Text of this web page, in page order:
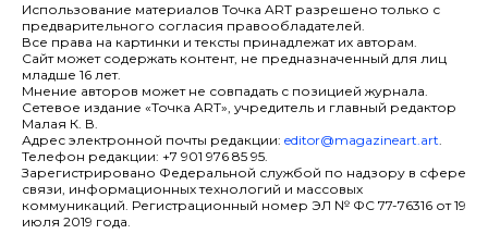
Использование материалов Точка ART разрешено только с
предварительного согласия правообладателей.
Все права на картинки и тексты принадлежат их авторам.
Сайт может содержать контент, не предназначенный для лиц
младше 16 лет.
Мнение авторов может не совпадать с позицией журнала.
Сетевое издание «Точка ART», учредитель и главный редактор
Малая К. В.
Адрес электронной почты редакции: editor@magazineart.art.
Телефон редакции: +7 901 976 85 95.
Зарегистрировано Федеральной службой по надзору в сфере
связи, информационных технологий и массовых
коммуникаций. Регистрационный номер ЭЛ № ФС 77-76316 от 19
июля 2019 года.